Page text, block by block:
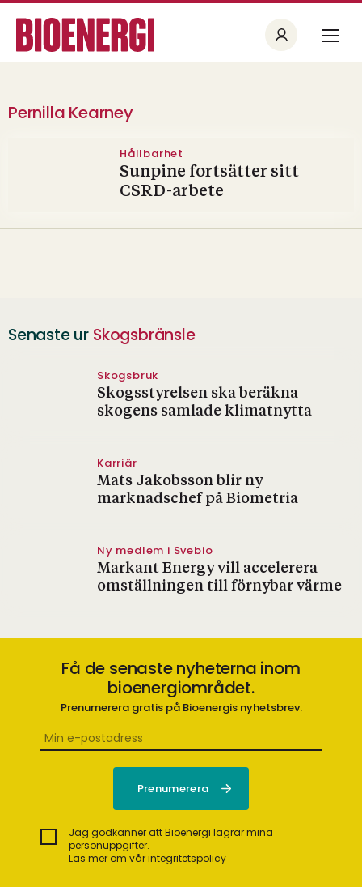
Pernilla Kearney
Hållbarhet
Sunpine fortsätter sitt
CSRD-arbete
Senaste ur Skogsbränsle
Skogsbruk
Skogsstyrelsen ska beräkna
skogens samlade klimatnytta
Karriär
Mats Jakobsson blir ny
marknadschef på Biometria
Ny medlem i Svebio
Markant Energy vill accelerera
omställningen till förnybar värme
Få de senaste nyheterna inom
bioenergiområdet.
Prenumerera gratis på Bioenergis nyhetsbrev.
Jag godkänner att Bioenergi lagrar mina
personuppgifter.
Läs mer om vår integritetspolicy